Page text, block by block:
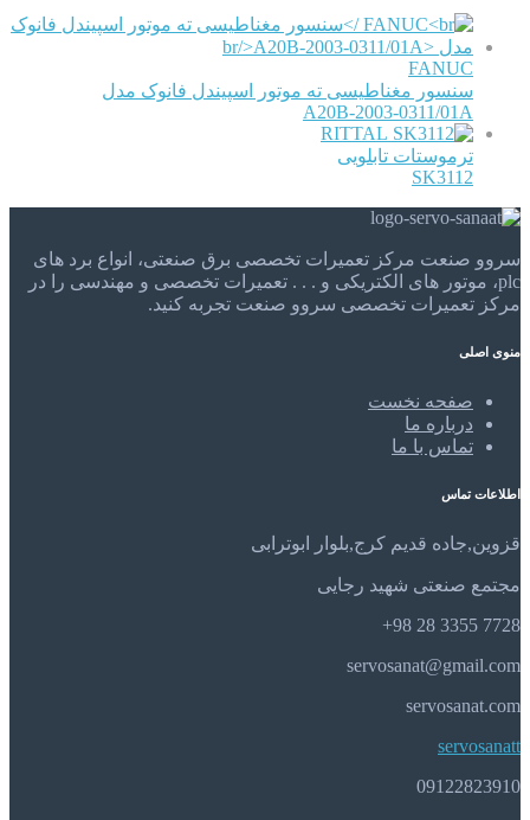
FANUC
سنسور مغناطیسی ته موتور اسپیندل فانوک مدل
A20B-2003-0311/01A
RITTAL
ترموستات تابلویی
SK3112
سروو صنعت مرکز تعمیرات تخصصی برق صنعتی، انواع برد های
plc، موتور های الکتریکی و . . . تعمیرات تخصصی و مهندسی را در
مرکز تعمیرات تخصصی سروو صنعت تجربه کنید.
منوی اصلی
صفحه نخست
درباره ما
تماس با ما
اطلاعات تماس
قزوین,جاده قدیم کرج,بلوار ابوترابی
مجتمع صنعتی شهید رجایی
7728 3355 28 98+
servosanat@gmail.com
servosanat.com
servosanatt
09122823910